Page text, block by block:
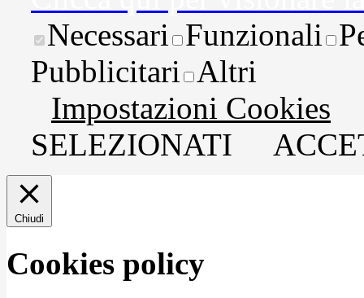
Necessari Funzionali
Pubblicitari Altri
Impostazioni Cookies
SELEZIONATI
Chiudi
Cookies policy